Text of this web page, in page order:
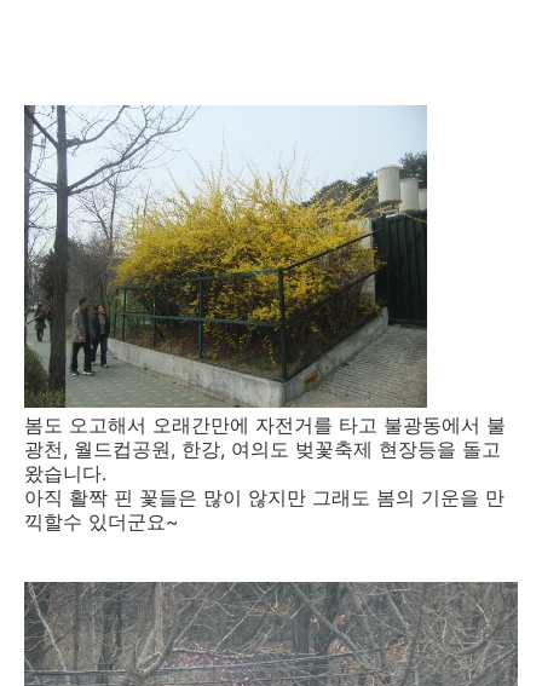
봄도 오고해서 오래간만에 자전거를 타고 불광동에서 불
광천, 월드컵공원, 한강, 여의도 벚꽃축제 현장등을 돌고
왔습니다.
아직 활짝 핀 꽃들은 많이 않지만 그래도 봄의 기운을 만
끽할수 있더군요~